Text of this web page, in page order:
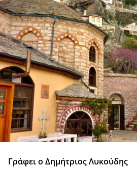
Γράφει ο Δημήτριος Λυκούδης